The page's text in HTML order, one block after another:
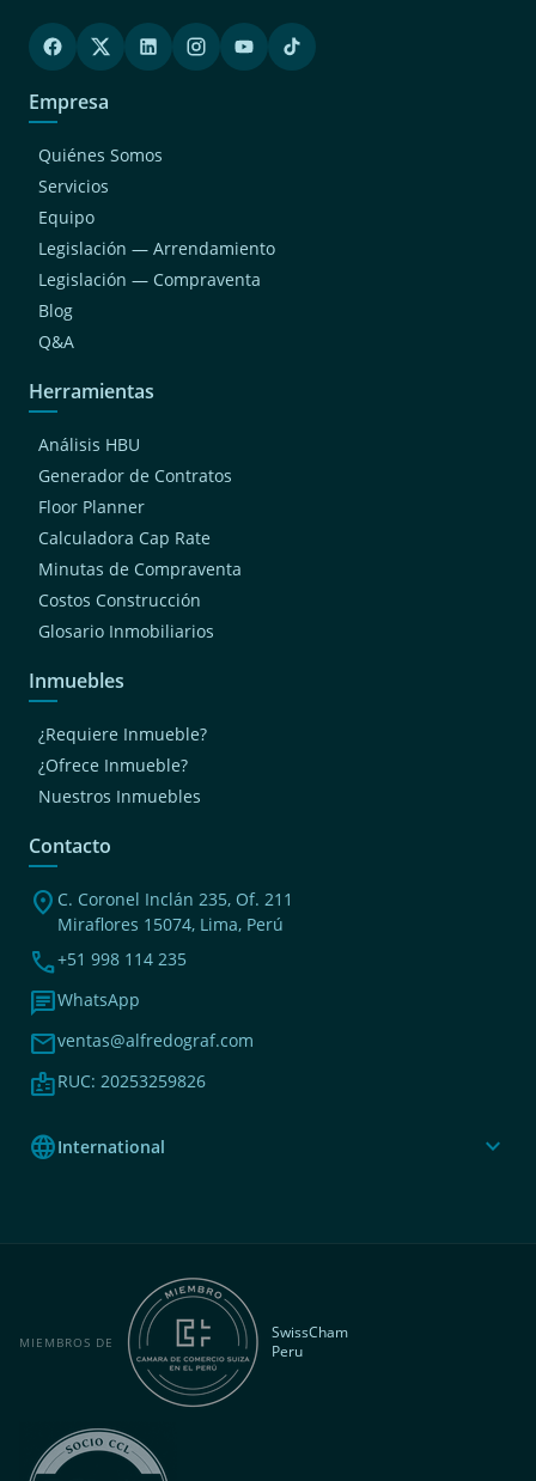
Empresa
Quiénes Somos
Servicios
Equipo
Legislación — Arrendamiento
Legislación — Compraventa
Blog
Q&A
Herramientas
Análisis HBU
Generador de Contratos
Floor Planner
Calculadora Cap Rate
Minutas de Compraventa
Costos Construcción
Glosario Inmobiliarios
Inmuebles
¿Requiere Inmueble?
¿Ofrece Inmueble?
Nuestros Inmuebles
Contacto
location_on C. Coronel Inclán 235, Of. 211
Miraflores 15074, Lima, Perú
phone+51 998 114 235
chatWhatsApp
mailventas@alfredograf.com
badgeRUC: 20253259826
languageInternational expand_more
MIEMBROS DE
SwissCham
Peru